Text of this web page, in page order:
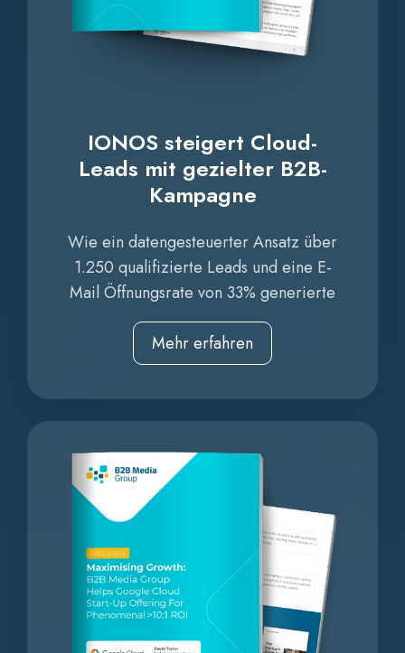
IONOS steigert Cloud-
Leads mit gezielter B2B-
Kampagne
Wie ein datengesteuerter Ansatz über
1.250 qualifizierte Leads und eine E-
Mail Öffnungsrate von 33% generierte
Mehr erfahren
Growth: